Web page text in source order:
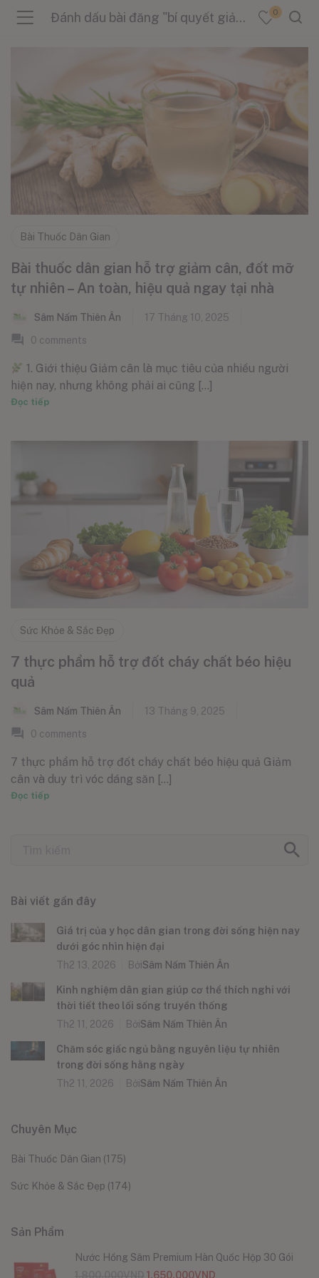
(Sản Phẩm )
(Tin Tức )
Đánh dấu bài đăng "bí quyết giảm cân" 0
Bài Thuốc Dân Gian
Bài thuốc dân gian hỗ trợ giảm cân, đốt mỡ
tự nhiên – An toàn, hiệu quả ngay tại nhà
Sâm Nấm Thiên Ân
17 Tháng 10, 2025
0 comments
1. Giới thiệu Giảm cân là mục tiêu của nhiều người
hiện nay, nhưng không phải ai cũng [...]
Đọc tiếp
Sức Khỏe & Sắc Đẹp
7 thực phẩm hỗ trợ đốt cháy chất béo hiệu
quả
Sâm Nấm Thiên Ân
13 Tháng 9, 2025
0 comments
7 thực phẩm hỗ trợ đốt cháy chất béo hiệu quả Giảm
cân và duy trì vóc dáng săn [...]
Đọc tiếp
Bài viết gần đây
Giá trị của y học dân gian trong đời sống hiện nay
dưới góc nhìn hiện đại
Th2 13, 2026
BởiSâm Nấm Thiên Ân
Kinh nghiệm dân gian giúp cơ thể thích nghi với
thời tiết theo lối sống truyền thống
Th2 11, 2026
BởiSâm Nấm Thiên Ân
Chăm sóc giấc ngủ bằng nguyên liệu tự nhiên
trong đời sống hằng ngày
Th2 11, 2026
BởiSâm Nấm Thiên Ân
Chuyên Mục
Bài Thuốc Dân Gian (175)
Sức Khỏe & Sắc Đẹp (174)
Sản Phẩm
Nước Hồng Sâm Premium Hàn Quốc Hộp 30 Gói
1.650.000VND